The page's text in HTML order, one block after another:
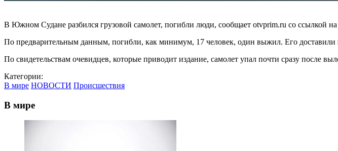
В Южном Судане разбился грузовой самолет, погибли люди, сообщает otvprim.ru со ссылкой
По предварительным данным, погибли, как минимум, 17 человек, один выжил. Его доставили
По свидетельствам очевидцев, которые приводит издание, самолет упал почти сразу после
Категории:
В мире НОВОСТИ Происшествия
В мире